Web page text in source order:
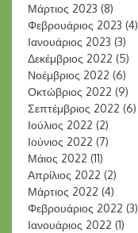
Μάρτιος 2023 (8)
Φεβρουάριος 2023 (4)
Ιανουάριος 2023 (3)
Δεκέμβριος 2022 (5)
Νοέμβριος 2022 (6)
Οκτώβριος 2022 (9)
Σεπτέμβριος 2022 (6)
Ιούλιος 2022 (2)
Ιούνιος 2022 (7)
Μάιος 2022 (11)
Απρίλιος 2022 (2)
Μάρτιος 2022 (4)
Φεβρουάριος 2022 (3)
Ιανουάριος 2022 (1)